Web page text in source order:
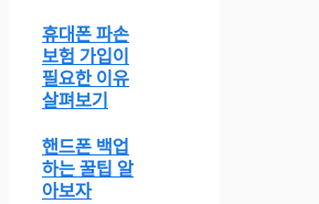
휴대폰 파손
보험 가입이
필요한 이유
살펴보기
핸드폰 백업
하는 꿀팁 알
아보자